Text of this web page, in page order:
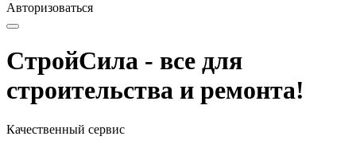
Авторизоваться
СтройСила - все для
строительства и ремонта!
Качественный сервис